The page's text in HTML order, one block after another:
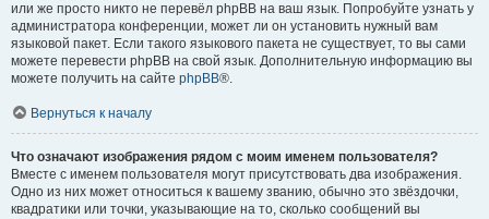
или же просто никто не перевёл phpBB на ваш язык. Попробуйте узнать у
администратора конференции, может ли он установить нужный вам
языковой пакет. Если такого языкового пакета не существует, то вы сами
можете перевести phpBB на свой язык. Дополнительную информацию вы
можете получить на сайте phpBB®.
Вернуться к началу
Что означают изображения рядом с моим именем пользователя?
Вместе с именем пользователя могут присутствовать два изображения.
Одно из них может относиться к вашему званию, обычно это звёздочки,
квадратики или точки, указывающие на то, сколько сообщений вы